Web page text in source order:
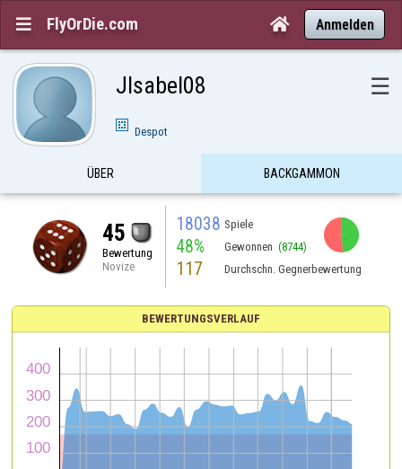
 FlyOrDie.com  Anmelden
JIsabel08 ☰
Despot
ÜBER BACKGAMMON
45
Bewertung
Novize
18038 Spiele
48% Gewonnen (8744)
117 Durchschn. Gegnerbewertung
BEWERTUNGSVERLAUF